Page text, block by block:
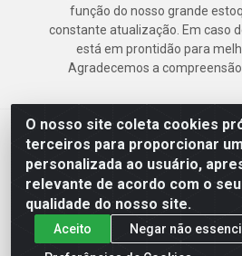
O nosso site coleta cookies
terceiros para proporcionar
personalizada ao usuário,
relevante de acordo com o
qualidade do nosso site.
Aceito
Negar não
função do nosso grande
constante atualização. Em caso
está em prontidão para
Agradecemos a
Deskontão Atacado - Av. Marechal
Imbiribeira - Recife/PE - CEP 51.150-
57